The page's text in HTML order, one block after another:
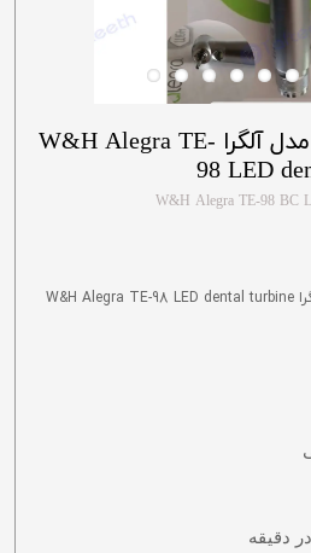
توربین اپتیک W&H مدل آلگرا W&H Alegra TE-
98 LED
توربین اپتیک دبلیو اند اچ مدل آلگرا W&H Alegra TE-98 LED dental turbine
دقیقه